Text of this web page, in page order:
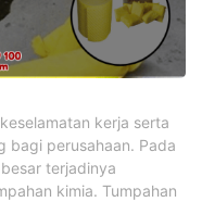
kerja serta
bagi perusahaan. Pada
terjadinya
kimia. Tumpahan